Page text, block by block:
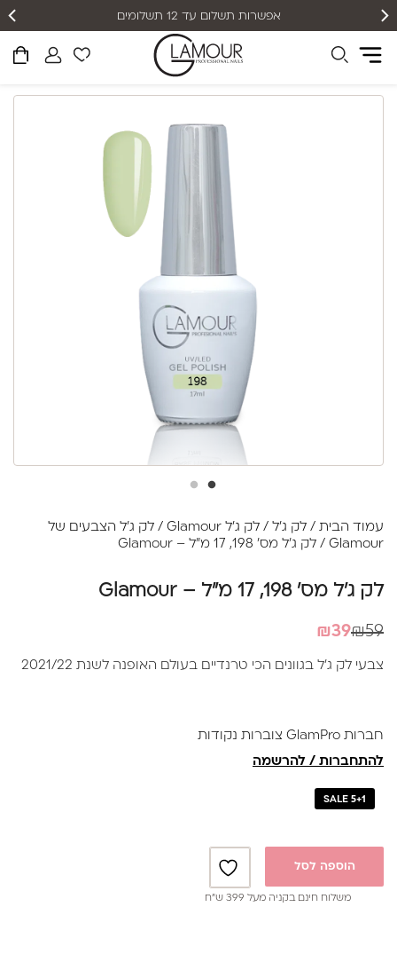
אפשרות תשלום עד 12 תשלומים
עמוד הבית / לק ג'ל / לק ג'ל Glamour / לק ג'ל הצבעים של
Glamour / לק ג'ל מס' 198, 17 מ"ל – Glamour
לק ג'ל מס' 198, 17 מ"ל – Glamour
₪59
המחיר₪39
המחיר
צבעי לק ג'ל בגוונים הכי טרנדיים בעולם האופנה לשנת 2021/22
חברות GlamPro צוברות נקודות
להתחברות / להרשמה
SALE 5+1
הוספה לסל
משלוח חינם בקניה מעל 399 ש”ח